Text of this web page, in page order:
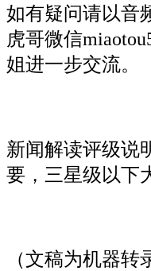
如有疑问请以音
虎哥微信
姐进一步交流。
新闻解读评级说
要，三星级以下
（文稿为机器